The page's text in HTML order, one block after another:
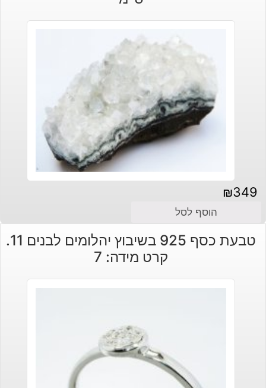
₪349
הוסף לסל
טבעת כסף 925 בשיבוץ יהלומים לבנים 11.
קרט מידה: 7